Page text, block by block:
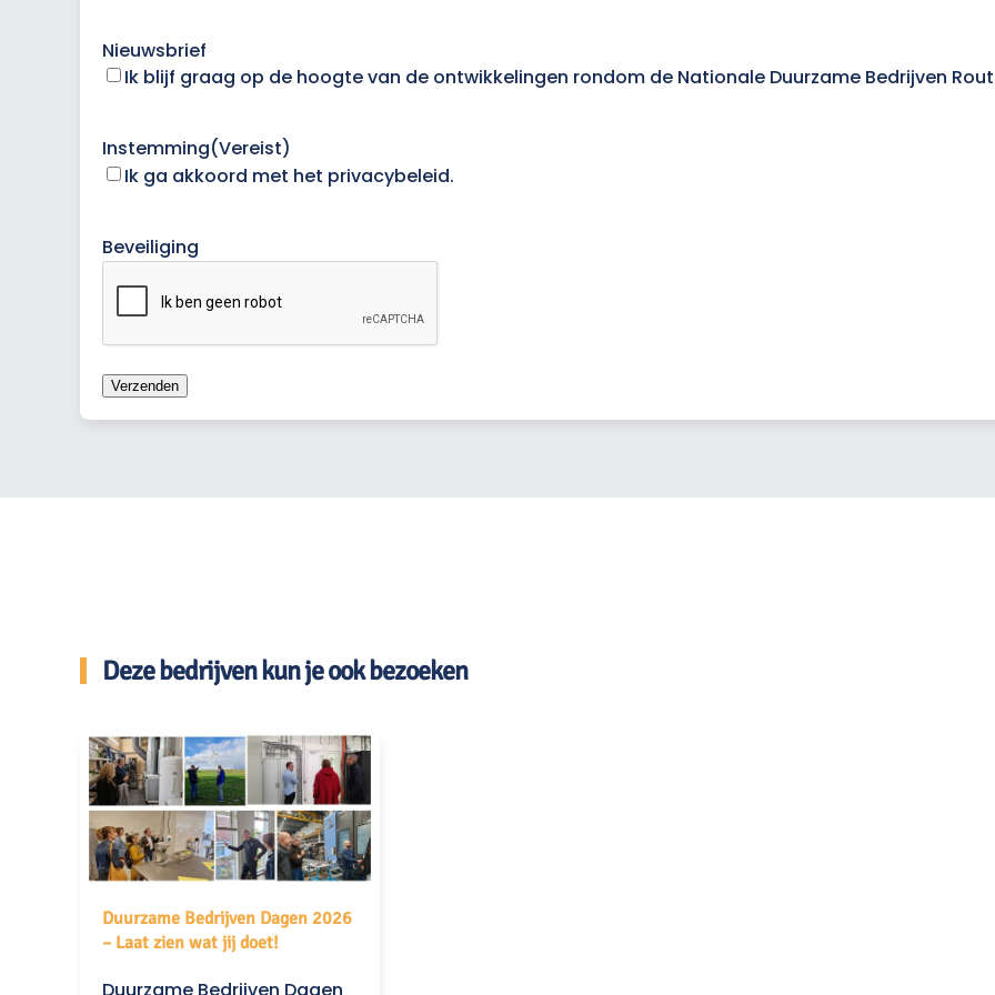
Nieuwsbrief
Ik blijf graag op de hoogte van de ontwikkelingen rondom de Nationale Duurzame Bedrijven
Instemming(Vereist)
Ik ga akkoord met het privacybeleid.
Beveiliging
Deze bedrijven kun je ook bezoeken
Duurzame Bedrijven Dagen 2026
– Laat zien wat jij doet!